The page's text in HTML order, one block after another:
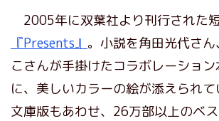
2005年に双葉社より刊行された
『Presents』 。小説を角田光代さ
こさんが手掛けたコラボレーショ
に、美しいカラーの絵が添えられ
文庫版もあわせ、26万部以上のベ